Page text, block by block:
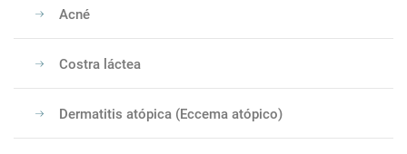
Acné
Costra láctea
Dermatitis atópica (Eccema atópico)